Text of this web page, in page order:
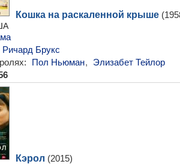
Кошка на раскаленной крыше
Ричард Брукс
Пол Ньюман,
Элизабет Тейлор
Кэрол (2015)